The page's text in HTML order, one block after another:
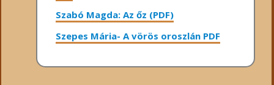
Szabó Magda: Az őz (PDF)
Szepes Mária- A vörös oroszlán PDF